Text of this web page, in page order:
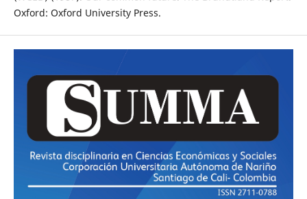
Oxford: Oxford University Press.